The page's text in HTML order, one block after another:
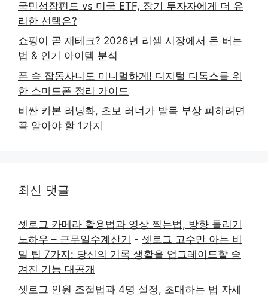
국민성장펀드 vs 미국 ETF, 장기 투자자에게 더 유
리한 선택은?
쇼핑이 곧 재테크? 2026년 리셀 시장에서 돈 버는
법 & 인기 아이템 분석
폰 속 잡동사니도 미니멀하게! 디지털 디톡스를 위
한 스마트폰 정리 가이드
비싼 카본 러닝화, 초보 러너가 발목 부상 피하려면
꼭 알아야 할 1가지
최신 댓글
셋로그 카메라 활용법과 영상 찍는법, 방향 돌리기
노하우 – 근무일수계산기 - 셋로그 고수만 아는 비
밀 팁 7가지: 당신의 기록 생활을 업그레이드할 숨
겨진 기능 대공개
셋로그 인원 조절법과 4명 설정, 초대하는 법 자세